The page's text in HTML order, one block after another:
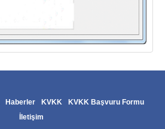
Haberler KVKK
KVKK Başvuru Formu
İletişim